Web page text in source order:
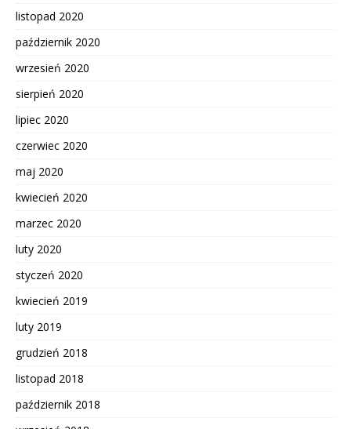
listopad 2020
październik 2020
wrzesień 2020
sierpień 2020
lipiec 2020
czerwiec 2020
maj 2020
kwiecień 2020
marzec 2020
luty 2020
styczeń 2020
kwiecień 2019
luty 2019
grudzień 2018
listopad 2018
październik 2018